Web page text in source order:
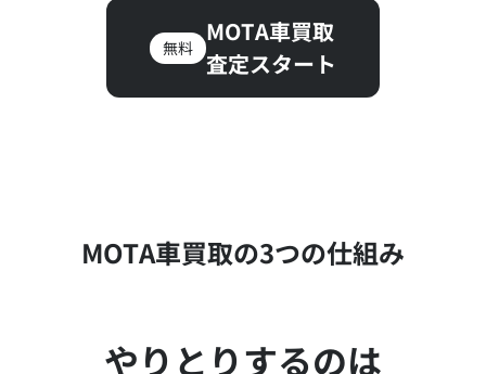
無料
MOTA車買取
査定スタート
MOTA車買取の3つの仕組み
やりとりするのは